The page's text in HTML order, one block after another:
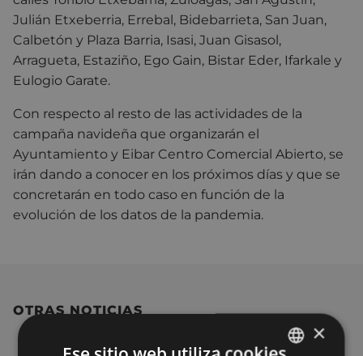
Julián Etxeberria, Errebal, Bidebarrieta, San Juan,
Calbetón y Plaza Barria, Isasi, Juan Gisasol,
Arragueta, Estaziño, Ego Gain, Bistar Eder, Ifarkale y
Eulogio Garate.
Con respecto al resto de las actividades de la
campaña navideña que organizarán el
Ayuntamiento y Eibar Centro Comercial Abierto, se
irán dando a conocer en los próximos días y que se
concretarán en todo caso en función de la
evolución de los datos de la pandemia.
OTRAS NOTICIAS
×